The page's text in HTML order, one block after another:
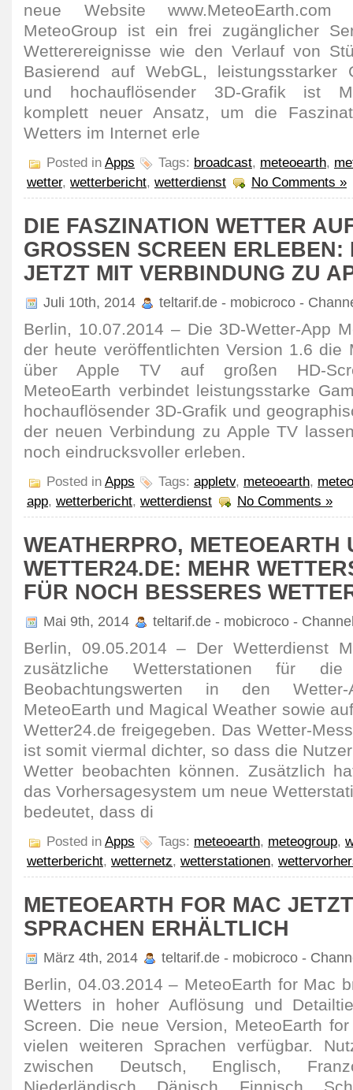
neue Website www.MeteoEarth.com
MeteoGroup ist ein frei zugänglicher
Wetterereignisse wie den Verlauf von
Basierend auf WebGL, leistungsstarker
und hochauflösender 3D-Grafik ist
komplett neuer Ansatz, um die
Wetters im Internet erle
Posted in Apps Tags: broadcast, meteoearth,
wetter, wetterbericht, wetterdienst No Comments »
DIE FASZINATION WETTER
GROSSEN SCREEN ERLEBEN:
ETZT MIT VERBINDUNG ZU
Juli 10th, 2014 teltarif.de - mobicroco -
Berlin, 10.07.2014 – Die 3D-Wetter-App
der heute veröffentlichten Version 1.6 die
über Apple TV auf großen HD-
MeteoEarth verbindet leistungsstarke
hochauflösender 3D-Grafik und
der neuen Verbindung zu Apple TV
noch eindrucksvoller erleben.
Posted in Apps Tags: appletv, meteoearth,
app, wetterbericht, wetterdienst No Comments »
WEATHERPRO, METEOEARTH
WETTER24.DE: MEHR
FÜR NOCH BESSERES
Mai 9th, 2014 teltarif.de - mobicroco -
Berlin, 09.05.2014 – Der Wetterdienst
zusätzliche Wetterstationen für
Beobachtungswerten in den Wetter-
MeteoEarth und Magical Weather sowie
Wetter24.de freigegeben. Das Wetter-
ist somit viermal dichter, so dass die
Wetter beobachten können. Zusätzlich
das Vorhersagesystem um neue
bedeutet, dass di
Posted in Apps Tags: meteoearth, meteogroup,
wetterbericht, wetternetz, wetterstationen,
METEOEARTH FOR MAC
SPRACHEN ERHÄLTLICH
März 4th, 2014 teltarif.de - mobicroco -
Berlin, 04.03.2014 – MeteoEarth for Mac
Wetters in hoher Auflösung und
Screen. Die neue Version, MeteoEarth
vielen weiteren Sprachen verfügbar.
zwischen Deutsch, Englisch,